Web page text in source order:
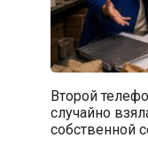
Второй
случайно
собственной